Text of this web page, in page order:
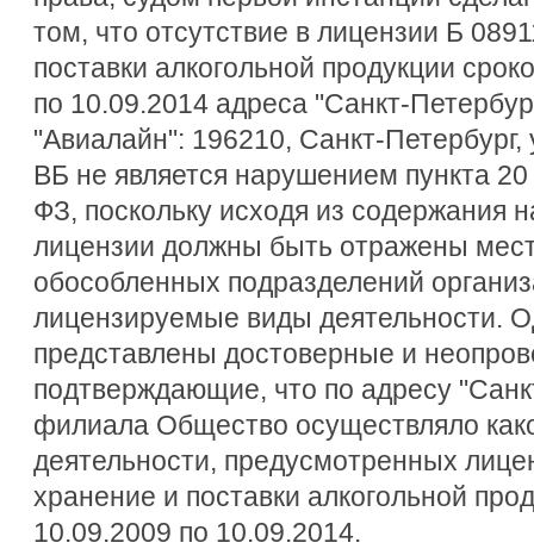
том, что отсутствие в лицензии Б
поставки алкогольной продукции
по 10.09.2014 адреса "Санкт-
"Авиалайн": 196210, Санкт-Петербург,
ВБ не является нарушением пункта
ФЗ, поскольку исходя из содержания
лицензии должны быть отражены
обособленных подразделений
лицензируемые виды деятельности.
представлены достоверные и
подтверждающие, что по адресу
филиала Общество осуществляло
деятельности, предусмотренных
хранение и поставки алкогольной
10.09.2009 по 10.09.2014.